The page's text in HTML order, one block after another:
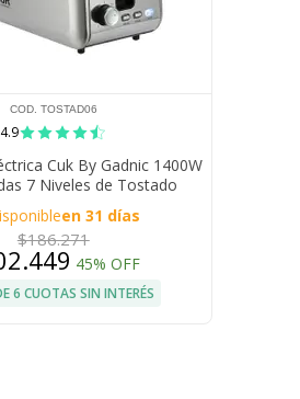
COD. TOSTAD06
4.9
Cuk By Gadnic 1400W
7 Niveles de Tostado
en 31 días
$186.271
45% OFF
6 CUOTAS SIN INTERÉS